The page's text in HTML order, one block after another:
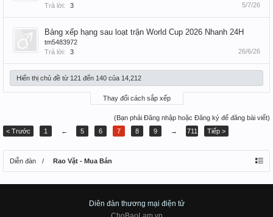
Trả lời:
3 5/7/26
Bảng xếp hạng sau loạt trận World Cup 2026 Nhanh 24H
tm5483972
Trả lời:
3 26/6/26
Hiển thị chủ đề từ 121 đến 140 của 14,212
Thay đổi cách sắp xếp
(Bạn phải Đăng nhập hoặc Đăng ký để đăng bài viết)
< Trước
1 ← 5 6 7 8 9 → 711 Tiếp >
Diễn đàn Rao Vặt - Mua Bán
Diên đàn thương mại điện tử